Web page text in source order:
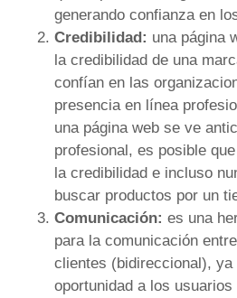
generando confianza en
Credibilidad: una página
la credibilidad de una
confían en las
presencia en línea
una página web se ve
profesional, es posible
la credibilidad e incluso
buscar productos por un
Comunicación: es una
para la comunicación
clientes (bidireccional), ya
oportunidad a los